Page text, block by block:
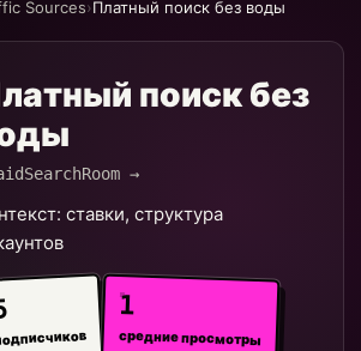
Sources›Платный поиск без воды
поиск без
→
ставки, структура
1
средние просмотры